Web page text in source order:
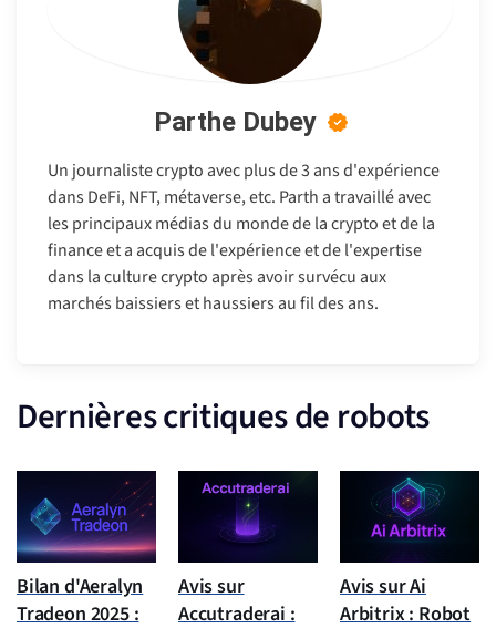
Parthe Dubey
Un journaliste crypto avec plus de 3 ans d'expérience
dans DeFi, NFT, métaverse, etc. Parth a travaillé avec
les principaux médias du monde de la crypto et de la
finance et a acquis de l'expérience et de l'expertise
dans la culture crypto après avoir survécu aux
marchés baissiers et haussiers au fil des ans.
Dernières critiques de robots
Bilan d'Aeralyn
Tradeon 2025 :
Avis sur
Accutraderai :
Avis sur Ai
Arbitrix : Robot